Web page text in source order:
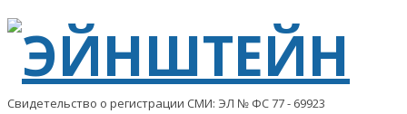
Свидетельство о регистрации СМИ: ЭЛ № ФС 77 - 69923